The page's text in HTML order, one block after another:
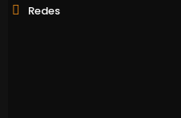
Redes